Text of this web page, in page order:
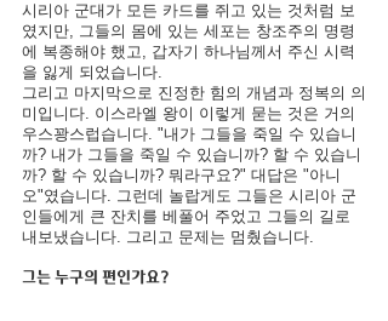
시리아 군대가 모든 카드를 쥐고 있는 것처럼 보
였지만, 그들의 몸에 있는 세포는 창조주의 명령
에 복종해야 했고, 갑자기 하나님께서 주신 시력
을 잃게 되었습니다.
그리고 마지막으로 진정한 힘의 개념과 정복의 의
미입니다. 이스라엘 왕이 이렇게 묻는 것은 거의
우스꽝스럽습니다. "내가 그들을 죽일 수 있습니
까? 내가 그들을 죽일 수 있습니까? 할 수 있습니
까? 할 수 있습니까? 뭐라구요?" 대답은 "아니
오"였습니다. 그런데 놀랍게도 그들은 시리아 군
인들에게 큰 잔치를 베풀어 주었고 그들의 길로
내보냈습니다. 그리고 문제는 멈췄습니다.
그는 누구의 편인가요?